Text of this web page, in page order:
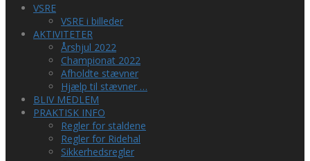
VSRE
VSRE i billeder
AKTIVITETER
Årshjul 2022
Championat 2022
Afholdte stævner
Hjælp til stævner …
BLIV MEDLEM
PRAKTISK INFO
Regler for staldene
Regler for Ridehal
Sikkerhedsregler